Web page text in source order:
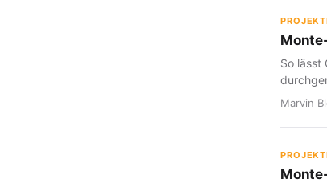
So lässt
Marvin